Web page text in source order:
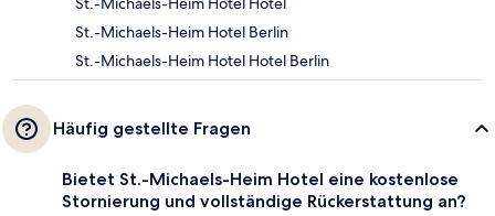
St.-Michaels-Heim Hotel Berlin
St.-Michaels-Heim Hotel Hotel Berlin
Häufig gestellte Fragen
Bietet St.-Michaels-Heim Hotel eine kostenlose
Stornierung und vollständige Rückerstattung an?